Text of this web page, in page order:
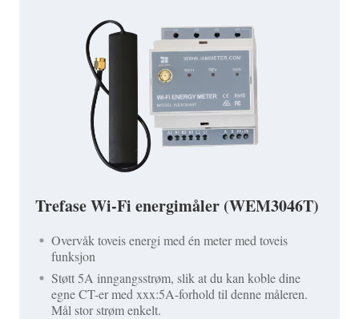
Trefase Wi-Fi energimåler (WEM3046T)
Overvåk toveis energi med én meter med toveis
funksjon
Støtt 5A inngangsstrøm, slik at du kan koble dine
egne CT-er med xxx:5A-forhold til denne måleren.
Mål stor strøm enkelt.